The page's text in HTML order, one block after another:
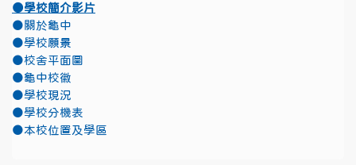
●學校簡介影片
●關於龜中
●學校願景
●校舍平面圖
●龜中校徽
●學校現況
●學校分機表
●本校位置及學區